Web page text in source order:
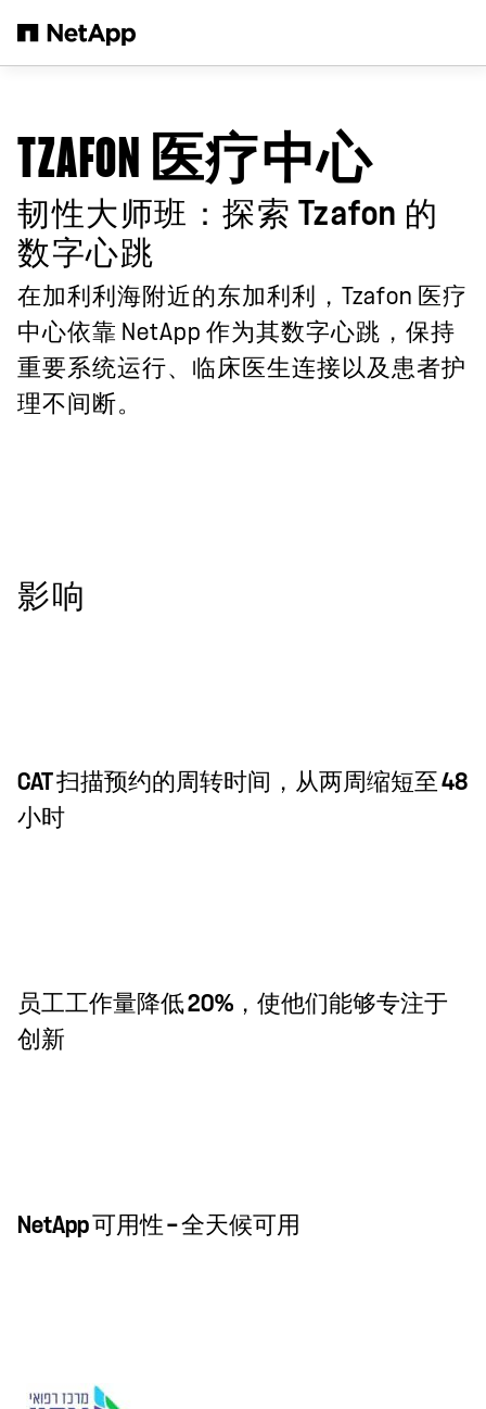
TZAFON 医疗中心
韧性大师班：探索 Tzafon 的
数字心跳
在加利利海附近的东加利利，Tzafon 医疗
中心依靠 NetApp 作为其数字心跳，保持
重要系统运行、临床医生连接以及患者护
理不间断。
影响
CAT 扫描预约的周转时间，从两周缩短至 48
小时
员工工作量降低 20%，使他们能够专注于
创新
NetApp 可用性 — 全天候可用